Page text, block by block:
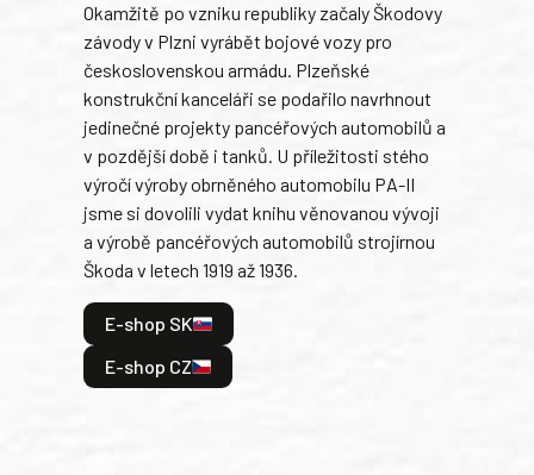
Okamžitě po vzniku republiky začaly Škodovy
závody v Plzni vyrábět bojové vozy pro
československou armádu. Plzeňské
konstrukční kanceláři se podařilo navrhnout
jedinečné projekty pancéřových automobilů a
v pozdější době i tanků. U příležitosti stého
výročí výroby obrněného automobilu PA-II
jsme si dovolili vydat knihu věnovanou vývoji
a výrobě pancéřových automobilů strojírnou
Škoda v letech 1919 až 1936.
E-shop SK
E-shop CZ